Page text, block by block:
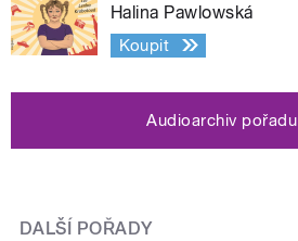
Halina Pawlowská
Koupit
Audioarchiv pořadu
DALŠÍ POŘADY